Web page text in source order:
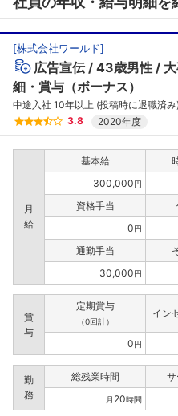
フォロ
こちらの企業もフ
[株式会社ワールド]
広告宣伝 43歳男性
細・賞与（ボーナス）
中途入社 10年以上 (投稿時に退職済み)
3.8
2020年度
月
給
基本給
300,000円
資格手当
0円
通勤手当
30,000円
賞
与
定期賞与
（0回計）
イン
0円
勤
務
総残業時間
月 20時間